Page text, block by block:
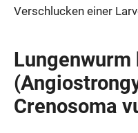
Ver­schlu­cken einer
Lun­gen­wurm
Creno­so­ma